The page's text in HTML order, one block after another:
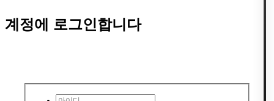
계정에 로그인합니다